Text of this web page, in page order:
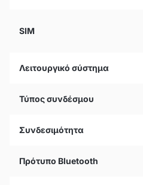
SIM
Λειτουργικό σύστημα
Τύπος συνδέσμου
Συνδεσιμότητα
Πρότυπο Bluetooth